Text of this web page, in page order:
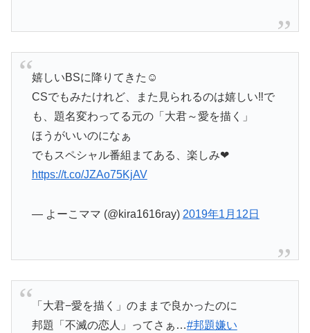
嬉しいBSに降りてきた☺️
CSでもみたけれど、また見られるのは嬉しい‼️で
も、題名変わってる元の「大君～愛を描く」
ほうがいいのになぁ
でもスペシャル番組まてある、楽しみ❤
https://t.co/JZAo75KjAV
— よーこママ (@kira1616ray) 2019年1月12日
「大君−愛を描く」のままで良かったのに
邦題「不滅の恋人」ってさぁ…#邦題嫌い